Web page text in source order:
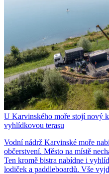
U Karvinského moře stojí nový
vyhlídkovou terasu
Vodní nádrž Karvinské moře
občerstvení. Město na místě
Ten kromě bistra nabídne i
lodiček a paddleboardů. Vše